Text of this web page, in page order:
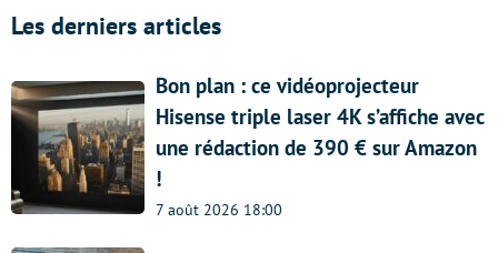
Les derniers articles
Bon plan : ce vidéoprojecteur
Hisense triple laser 4K s’affiche avec
une rédaction de 390 € sur Amazon
!
7 août 2026 18:00